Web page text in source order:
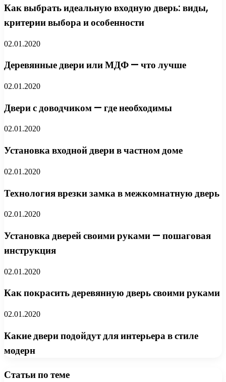
Как выбрать идеальную входную дверь: виды,
критерии выбора и особенности
02.01.2020
Деревянные двери или МДФ — что лучше
02.01.2020
Двери с доводчиком — где необходимы
02.01.2020
Установка входной двери в частном доме
02.01.2020
Технология врезки замка в межкомнатную дверь
02.01.2020
Установка дверей своими руками — пошаговая
инструкция
02.01.2020
Как покрасить деревянную дверь своими руками
02.01.2020
Какие двери подойдут для интерьера в стиле
модерн
Статьи по теме